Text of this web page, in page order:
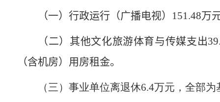
（一）行政运行（广播电视） 151.48万
（二）其他文化旅游体育与传媒支出
（含机房）用房租金。
（三）事业单位离退休6.4万元，全部为